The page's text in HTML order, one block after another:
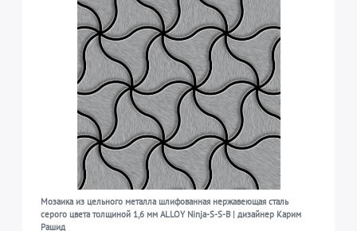
Мозаика из цельного металла шлифованная нержавеющая сталь
серого цвета толщиной 1,6 мм ALLOY Ninja-S-S-B | дизайнер Карим
Рашид